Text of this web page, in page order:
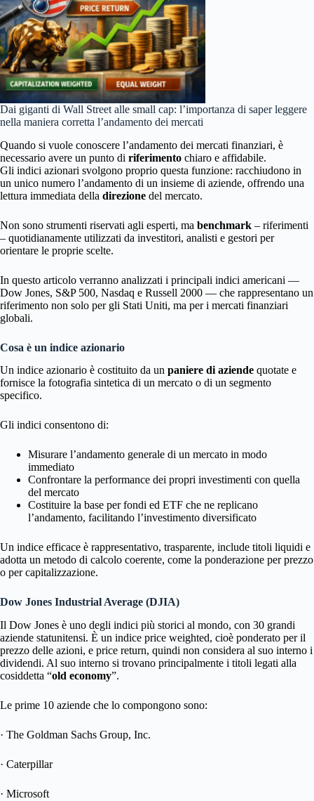
Dai giganti di Wall Street alle small cap: l’importanza di saper leggere
nella maniera corretta l’andamento dei mercati
Quando si vuole conoscere l’andamento dei mercati finanziari, è
necessario avere un punto di riferimento chiaro e affidabile.
Gli indici azionari svolgono proprio questa funzione: racchiudono in
un unico numero l’andamento di un insieme di aziende, offrendo una
lettura immediata della direzione del mercato.
Non sono strumenti riservati agli esperti, ma benchmark – riferimenti
– quotidianamente utilizzati da investitori, analisti e gestori per
orientare le proprie scelte.
In questo articolo verranno analizzati i principali indici americani —
Dow Jones, S&P 500, Nasdaq e Russell 2000 — che rappresentano un
riferimento non solo per gli Stati Uniti, ma per i mercati finanziari
globali.
Cosa è un indice azionario
Un indice azionario è costituito da un paniere di aziende quotate e
fornisce la fotografia sintetica di un mercato o di un segmento
specifico.
Gli indici consentono di:
Misurare l’andamento generale di un mercato in modo
immediato
Confrontare la performance dei propri investimenti con quella
del mercato
Costituire la base per fondi ed ETF che ne replicano
l’andamento, facilitando l’investimento diversificato
Un indice efficace è rappresentativo, trasparente, include titoli liquidi e
adotta un metodo di calcolo coerente, come la ponderazione per prezzo
o per capitalizzazione.
Dow Jones Industrial Average (DJIA)
Il Dow Jones è uno degli indici più storici al mondo, con 30 grandi
aziende statunitensi. È un indice price weighted, cioè ponderato per il
prezzo delle azioni, e price return, quindi non considera al suo interno i
dividendi. Al suo interno si trovano principalmente i titoli legati alla
cosiddetta “old economy”.
Le prime 10 aziende che lo compongono sono:
· The Goldman Sachs Group, Inc.
· Caterpillar
· Microsoft